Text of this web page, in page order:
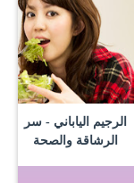
الرجيم الياباني - سر
الرشاقة والصحة